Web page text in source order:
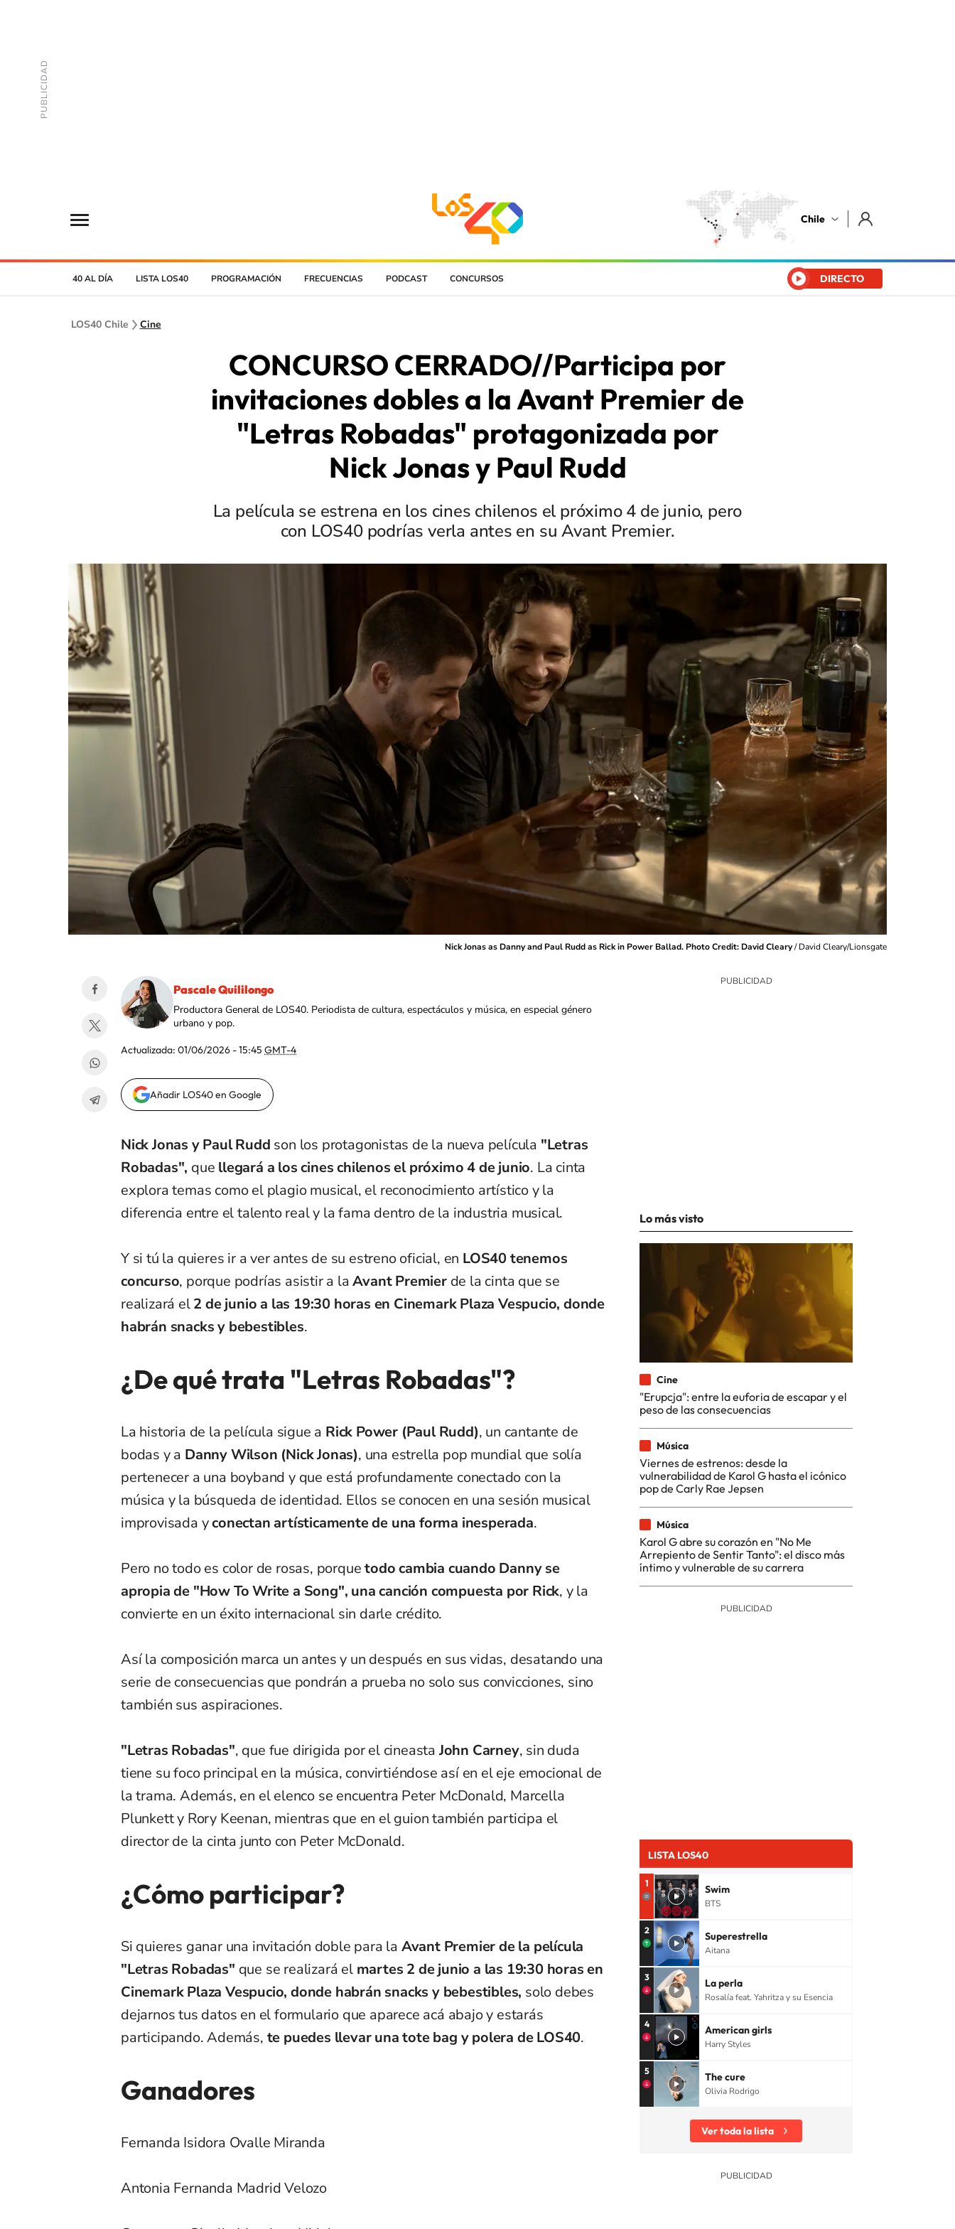
Chile
40 AL DÍA LISTA LOS40 PROGRAMACIÓN FRECUENCIAS PODCAST CONCURSOS DIRECTO
LOS40 Chile Cine
CONCURSO CERRADO//Participa por
invitaciones dobles a la Avant Premier de
"Letras Robadas" protagonizada por
Nick Jonas y Paul Rudd
La película se estrena en los cines chilenos el próximo 4 de junio, pero
con LOS40 podrías verla antes en su Avant Premier.
Nick Jonas as Danny and Paul Rudd as Rick in Power Ballad. Photo Credit: David Cleary/David Cleary/Lionsgate
Pascale Quililongo
Productora General de LOS40. Periodista de cultura, espectáculos y música, en especial género
urbano y pop.
Actualizada: 01/06/2026 - 15:45 GMT-4
Añadir LOS40 en Google
Nick Jonas y Paul Rudd son los protagonistas de la nueva película "Letras
Robadas", que llegará a los cines chilenos el próximo 4 de junio. La cinta
explora temas como el plagio musical, el reconocimiento artístico y la
diferencia entre el talento real y la fama dentro de la industria musical.
Y si tú la quieres ir a ver antes de su estreno oficial, en LOS40 tenemos
concurso, porque podrías asistir a laAvant Premier de la cinta que se
realizará el2 de junio a las 19:30 horas en Cinemark Plaza Vespucio, donde
habrán snacks y bebestibles.
¿De qué trata "Letras Robadas"?
La historia de la película sigue a Rick Power (Paul Rudd), un cantante de
bodas y a Danny Wilson (Nick Jonas), una estrella pop mundial que solía
pertenecer a una boyband y que está profundamente conectado con la
música y la búsqueda de identidad. Ellos se conocen en una sesión musical
improvisada yconectan artísticamente de una forma inesperada.
Pero no todo es color de rosas, porquetodo cambia cuando Danny se
apropia de "How To Write a Song", una canción compuesta por Rick, y la
convierte en un éxito internacional sin darle crédito.
Así la composición marca un antes y un después en sus vidas, desatando una
serie de consecuencias que pondrán a prueba no solo sus convicciones, sino
también sus aspiraciones.
"Letras Robadas", que fue dirigida por el cineastaJohn Carney, sin duda
tiene su foco principal en la música, convirtiéndose así en el eje emocional de
la trama. Además, en el elenco se encuentra Peter McDonald, Marcella
Plunkett y Rory Keenan, mientras que en el guion también participa el
director de la cinta junto con Peter McDonald.
¿Cómo participar?
Si quieres ganar una invitación doble para la Avant Premier de la película
"Letras Robadas" que se realizará el martes 2 de junio a las 19:30 horas en
Cinemark Plaza Vespucio, donde habrán snacks y bebestibles, solo debes
dejarnos tus datos en el formulario que aparece acá abajo y estarás
participando. Además, te puedes llevar una tote bag y polera de LOS40.
Ganadores
Fernanda Isidora Ovalle Miranda
Antonia Fernanda Madrid Velozo
Lo más visto
Cine
"Erupcja": entre la euforia de escapar y el
peso de las consecuencias
Música
Viernes de estrenos: desde la
vulnerabilidad de Karol G hasta el icónico
pop de Carly Rae Jepsen
Música
Karol G abre su corazón en "No Me
Arrepiento de Sentir Tanto": el disco más
íntimo y vulnerable de su carrera
LISTA LOS40
1 Swim
BTS
2 Superestrella
Aitana
3 La perla
Rosalía feat. Yahritza y su Esencia
4 American girls
Harry Styles
5 The cure
Olivia Rodrigo
Ver toda la lista